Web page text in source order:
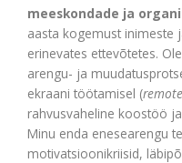
meeskondade ja
aasta kogemust inimeste
erinevates ettevõtetes.
arengu- ja
ekraani töötamisel (
rahvusvaheline koostöö
Minu enda enesearengu
motivatsioonikriisid,